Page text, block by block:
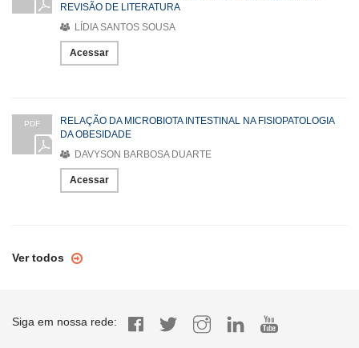
REVISÃO DE LITERATURA
LÍDIA SANTOS SOUSA
Acessar
PDF
RELAÇÃO DA MICROBIOTA INTESTINAL NA FISIOPATOLOGIA
DA OBESIDADE
DAVYSON BARBOSA DUARTE
Acessar
Ver todos
Siga em nossa rede: